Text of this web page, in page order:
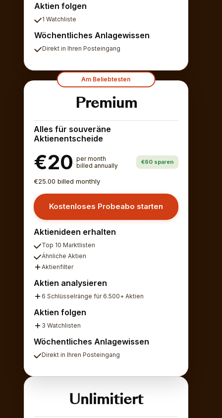
Aktien folgen
1 Watchliste
Wöchentliches Anlagewissen
Direkt in Ihren Posteingang
Am Beliebtesten
Premium
Alles für souveräne
Aktienentscheide
€20 per month
billed annually
€60 sparen
€25.00 billed monthly
Kostenloses Probeabo starten
Aktienideen erhalten
Top 10 Marktlisten
Ähnliche Aktien
Aktienfilter
Aktien analysieren
6 Schlüsselränge für 6.500+ Aktien
Aktien folgen
3 Watchlisten
Wöchentliches Anlagewissen
Direkt in Ihren Posteingang
Unlimitiert